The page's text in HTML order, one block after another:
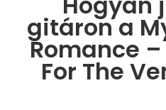
gitáron a
Romance
For The